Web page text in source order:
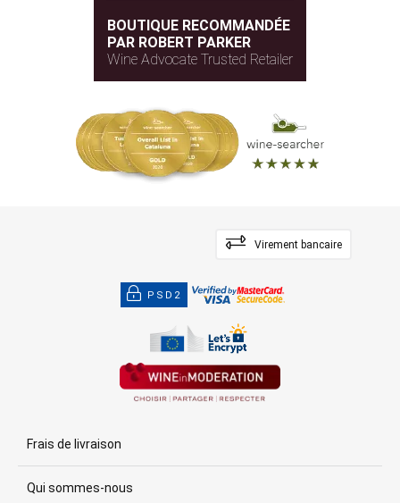
BOUTIQUE RECOMMANDÉE
PAR ROBERT PARKER
Wine Advocate Trusted Retailer
Virement bancaire
PSD2
Frais de livraison
Qui sommes-nous